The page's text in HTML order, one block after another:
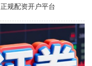
正规配资开户平台